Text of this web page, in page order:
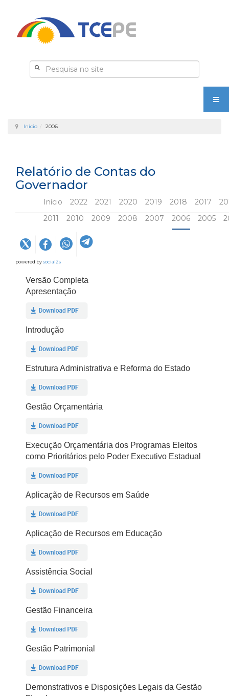
Início 2006
Relatório de Contas do
Governador
Início 2022 2021 2020 2019 2018 2017
2011
2010 2009 2008 2007 2006 2005
powered bysocial2s
Versão Completa
Apresentação
Introdução
Estrutura Administrativa e Reforma do Estado
Gestão Orçamentária
Execução Orçamentária dos Programas Eleitos
como Prioritários pelo Poder Executivo Estadual
Aplicação de Recursos em Saúde
Aplicação de Recursos em Educação
Assistência Social
Gestão Financeira
Gestão Patrimonial
Demonstrativos e Disposições Legais da Gestão